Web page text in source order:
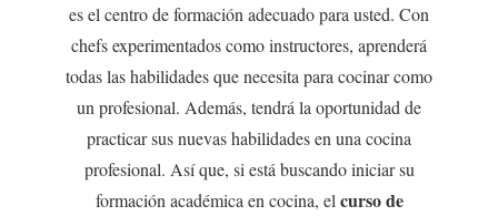
es el centro de formación adecuado para usted. Con
chefs experimentados como instructores, aprenderá
todas las habilidades que necesita para cocinar como
un profesional. Además, tendrá la oportunidad de
practicar sus nuevas habilidades en una cocina
profesional. Así que, si está buscando iniciar su
formación académica en cocina, el curso de